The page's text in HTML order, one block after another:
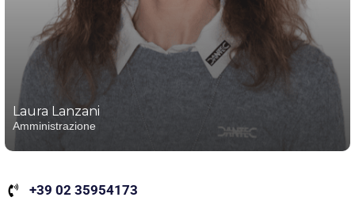
Laura Lanzani
Amministrazione
+39 02 35954173